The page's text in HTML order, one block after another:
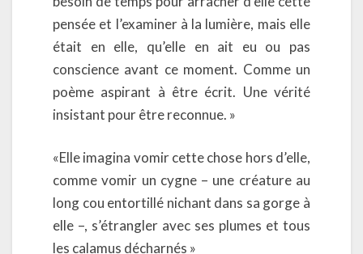
pensée et l’examiner à la lumière, mais elle
était en elle, qu’elle en ait eu ou pas
conscience avant ce moment. Comme un
poème aspirant à être écrit. Une vérité
insistant pour être reconnue. »
«Elle imagina vomir cette chose hors d’elle,
comme vomir un cygne – une créature au
long cou entortillé nichant dans sa gorge à
elle –, s’étrangler avec ses plumes et tous
les calamus décharnés »